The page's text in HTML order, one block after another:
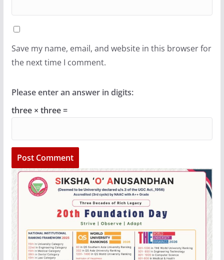
Save my name, email, and website in this browser for
the next time I comment.
Please enter an answer in digits:
three × three =